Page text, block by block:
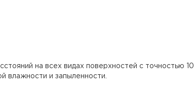
на всех видах поверхностей с точностью 10
влажности и запыленности.